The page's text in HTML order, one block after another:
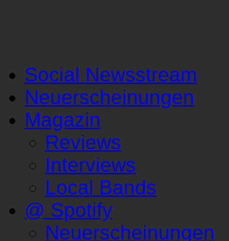
Social Newsstream
Neuerscheinungen
Magazin
Reviews
Interviews
Local Bands
@ Spotify
Neuerscheinungen